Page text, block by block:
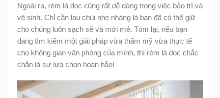
Ngoài ra, rèm lá dọc cũng rất dễ dàng trong việc bảo trì và
vệ sinh. Chỉ cần lau chùi nhẹ nhàng là bạn đã có thể giữ
cho chúng luôn sạch sẽ và mới mẻ. Tóm lại, nếu bạn
đang tìm kiếm một giải pháp vừa thẩm mỹ vừa thực tế
cho không gian văn phòng của mình, thì rèm lá dọc chắc
chắn là sự lựa chọn hoàn hảo!